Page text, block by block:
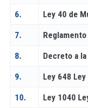
6. Ley 40 de
7.
8. Decreto a
9. Ley 648
10. Ley 1040